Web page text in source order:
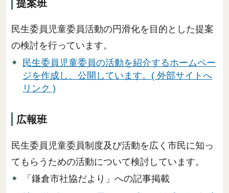
提案班
民生委員児童委員活動の円滑化を目的とした提案
の検討を行っています。
民生委員児童委員の活動を紹介するホームペー
ジを作成し、公開しています。( 外部サイトへ
リンク )
広報班
民生委員児童委員制度及び活動を広く市民に知っ
てもらうための活動について検討しています。
「鎌倉市社協だより」への記事掲載